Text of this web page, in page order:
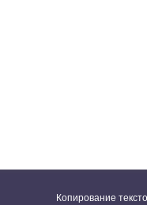
Копирование